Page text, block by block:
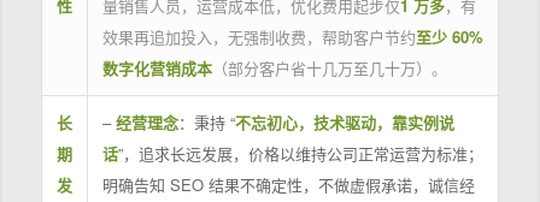
性
量销售人员，运营成本低，优化费用起步仅1 万多，有
效果再追加投入，无强制收费，帮助客户节约至少 60%
数字化营销成本（部分客户省十几万至几十万）。
长
期
发
–经营理念：秉持 “不忘初心，技术驱动，靠实例说
话”，追求长远发展，价格以维持公司正常运营为标准；
明确告知 SEO 结果不确定性，不做虚假承诺，诚信经